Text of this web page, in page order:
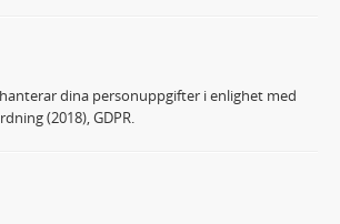
dina personuppgifter i enlighet med
(2018), GDPR.